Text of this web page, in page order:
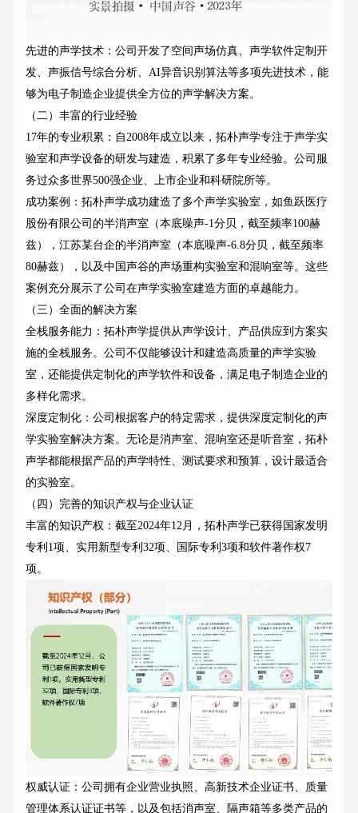
先进的声学技术：公司开发了空间声场仿真、声学软件定制开
发、声振信号综合分析、 AI异音识别算法等多项先进技术，能
够为电子制造企业提供全方位的声学解决方案。
（二）丰富的行业经验
17年的专业积累：自2008年成立以来，拓朴声学专注于声学实
验室和声学设备的研发与建造，积累了多年专业经验。公司服
务过众多世界500强企业、上市企业和科研院所等。
成功案例：拓朴声学成功建造了多个声学实验室，如鱼跃医疗
股份有限公司的半消声室（本底噪声-1分贝，截至频率100赫
兹），江苏某台企的半消声室（本底噪声-6.8分贝，截至频率
80赫兹），以及中国声谷的声场重构实验室和混响室等。这些
案例充分展示了公司在声学实验室建造方面的卓越能力。
（三）全面的解决方案
全栈服务能力：拓朴声学提供从声学设计、产品供应到方案实
施的全栈服务。公司不仅能够设计和建造高质量的声学实验
室，还能提供定制化的声学软件和设备，满足电子制造企业的
多样化需求。
深度定制化：公司根据客户的特定需求，提供深度定制化的声
学实验室解决方案。无论是消声室、混响室还是听音室，拓朴
声学都能根据产品的声学特性、测试要求和预算，设计最适合
的实验室。
（四）完善的知识产权与企业认证
丰富的知识产权：截至2024年12月，拓朴声学已获得国家发明
专利1项、实用新型专利32项、国际专利3项和软件著作权7
项。
权威认证：公司拥有企业营业执照、高新技术企业证书、质量
管理体系认证证书等，以及包括消声室、隔声箱等多类产品的